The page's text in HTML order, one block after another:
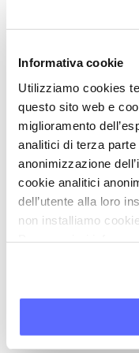
Informativa cookie
Utilizziamo cookies
questo sito web e
miglioramento
analitici di terza
anonimizzazione
cookie analitici
dell’utente alla loro
non installiamo
infarto del
fibrillazione atriale
persone
Dopo correzione
di fumo, consumo
altri fattori
infiammatoria, la
- al rischio di
popolazione (P <
- al rischio di
Rispetto ai